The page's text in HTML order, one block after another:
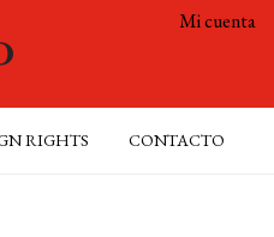
Mi cuenta
RIGHTS CONTACTO